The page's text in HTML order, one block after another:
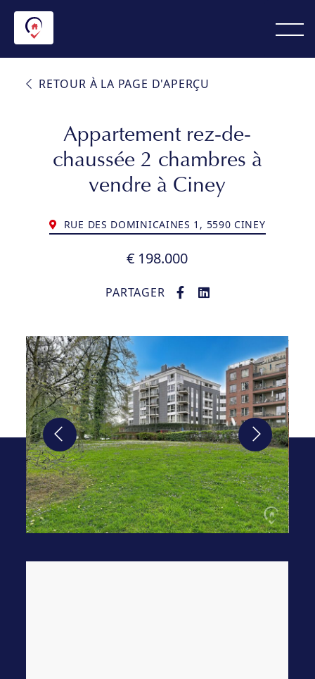
RETOUR À LA PAGE D'APERÇU
Appartement rez-de-
chaussée 2 chambres à
vendre à Ciney
RUE DES DOMINICAINES 1, 5590 CINEY
€ 198.000
PARTAGER